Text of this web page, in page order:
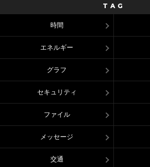
TAG
時間
エネルギー
グラフ
セキュリティ
ファイル
メッセージ
交通